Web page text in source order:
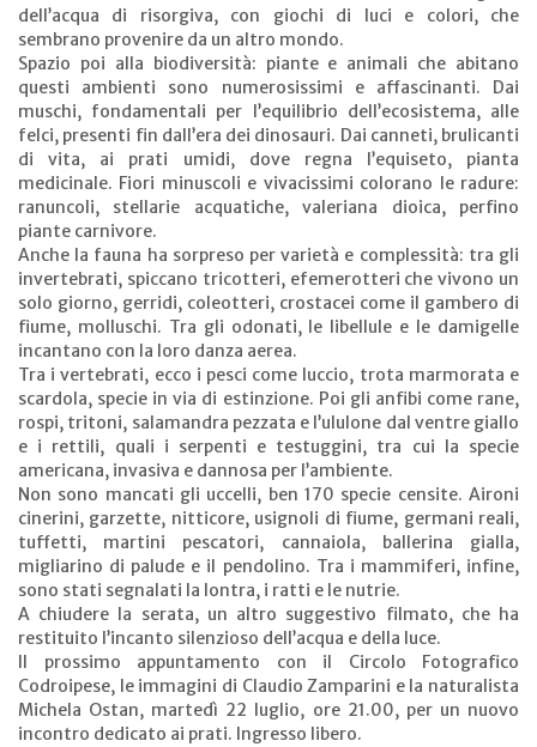
dell’acqua di risorgiva, con giochi di luci e colori, che
sembrano provenire da un altro mondo.
Spazio poi alla biodiversità: piante e animali che abitano
questi ambienti sono numerosissimi e affascinanti. Dai
muschi, fondamentali per l’equilibrio dell’ecosistema, alle
felci, presenti fin dall’era dei dinosauri. Dai canneti, brulicanti
di vita, ai prati umidi, dove regna l’equiseto, pianta
medicinale. Fiori minuscoli e vivacissimi colorano le radure:
ranuncoli, stellarie acquatiche, valeriana dioica, perfino
piante carnivore.
Anche la fauna ha sorpreso per varietà e complessità: tra gli
invertebrati, spiccano tricotteri, efemerotteri che vivono un
solo giorno, gerridi, coleotteri, crostacei come il gambero di
fiume, molluschi. Tra gli odonati, le libellule e le damigelle
incantano con la loro danza aerea.
Tra i vertebrati, ecco i pesci come luccio, trota marmorata e
scardola, specie in via di estinzione. Poi gli anfibi come rane,
rospi, tritoni, salamandra pezzata e l’ululone dal ventre giallo
e i rettili, quali i serpenti e testuggini, tra cui la specie
americana, invasiva e dannosa per l’ambiente.
Non sono mancati gli uccelli, ben 170 specie censite. Aironi
cinerini, garzette, nitticore, usignoli di fiume, germani reali,
tuffetti, martini pescatori, cannaiola, ballerina gialla,
migliarino di palude e il pendolino. Tra i mammiferi, infine,
sono stati segnalati la lontra, i ratti e le nutrie.
A chiudere la serata, un altro suggestivo filmato, che ha
restituito l’incanto silenzioso dell’acqua e della luce.
Il prossimo appuntamento con il Circolo Fotografico
Codroipese, le immagini di Claudio Zamparini e la naturalista
Michela Ostan, martedì 22 luglio, ore 21.00, per un nuovo
incontro dedicato ai prati. Ingresso libero.